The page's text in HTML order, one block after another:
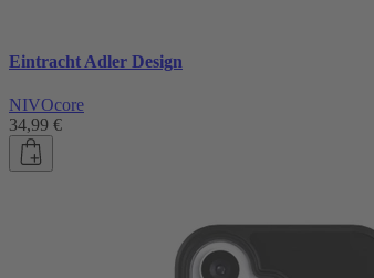
Eintracht Adler Design
NIVOcore
34,99 €